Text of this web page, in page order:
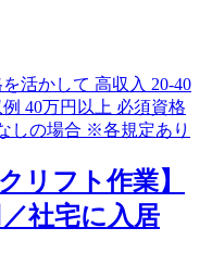
リフト作業】
社宅に入居